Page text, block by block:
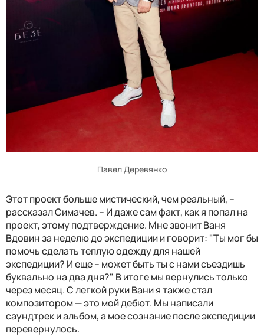
Павел Деревянко
Этот проект больше мистический, чем реальный, –
рассказал Симачев. – И даже сам факт, как я попал на
проект, этому подтверждение. Мне звонит Ваня
Вдовин за неделю до экспедиции и говорит: "Ты мог бы
помочь сделать теплую одежду для нашей
экспедиции? И еще – может быть ты с нами съездишь
буквально на два дня?" В итоге мы вернулись только
через месяц. С легкой руки Вани я также стал
композитором — это мой дебют. Мы написали
саундтрек и альбом, а мое сознание после экспедиции
перевернулось.